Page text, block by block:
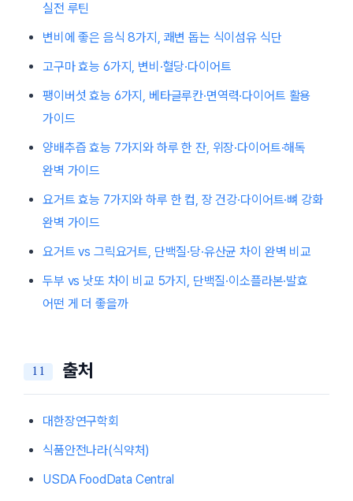
실전 루틴
변비에 좋은 음식 8가지, 쾌변 돕는 식이섬유 식단
고구마 효능 6가지, 변비·혈당·다이어트
팽이버섯 효능 6가지, 베타글루칸·면역력·다이어트 활용
가이드
양배추즙 효능 7가지와 하루 한 잔, 위장·다이어트·해독
완벽 가이드
요거트 효능 7가지와 하루 한 컵, 장 건강·다이어트·뼈 강화
완벽 가이드
요거트 vs 그릭요거트, 단백질·당·유산균 차이 완벽 비교
두부 vs 낫또 차이 비교 5가지, 단백질·이소플라본·발효
어떤 게 더 좋을까
출처
대한장연구학회
식품안전나라(식약처)
USDA FoodData Central